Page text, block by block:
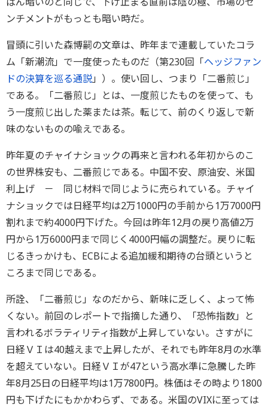
ンチメントがもっとも暗い時だ。
冒頭に引いた森博嗣の文章は、昨年まで連載していたコラ
ム「新潮流」で一度使ったものだ（第230回「ヘッジファン
ドの決算を巡る通説」）。使い回し、つまり「二番煎じ」
である。「二番煎じ」とは、一度煎じたものを使って、も
う一度煎じ出した薬または茶。転じて、前のくり返しで新
味のないものの喩えである。
昨年夏のチャイナショックの再来と言われる年初からのこ
の世界株安も、二番煎じである。中国不安、原油安、米国
利上げ － 同じ材料で同じように売られている。チャイ
ナショックでは日経平均は2万1000円の手前から1万7000円
割れまで約4000円下げた。今回は昨年12月の戻り高値2万
円から1万6000円まで同じく4000円幅の調整だ。戻りに転
じるきっかけも、ECBによる追加緩和期待の台頭というと
ころまで同じである。
所詮、「二番煎じ」なのだから、新味に乏しく、よって怖
くない。前回のレポートで指摘した通り、「恐怖指数」と
言われるボラティリティ指数が上昇していない。さすがに
日経ＶＩは40越えまで上昇したが、それでも昨年8月の水準
を超えていない。日経ＶＩが47という高水準に急騰した昨
年8月25日の日経平均は1万7800円。株価はその時より1800
円も下げたにもかかわらず、である。米国のVIXに至っては